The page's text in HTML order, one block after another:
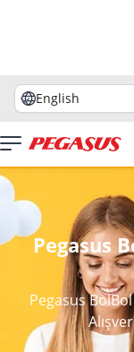
English
Pegasus
Pegasus BolBol